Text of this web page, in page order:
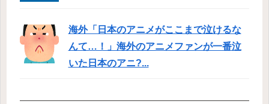
海外「日本のアニメがここまで泣けるな
んて…！」海外のアニメファンが一番泣
いた日本のアニ?...